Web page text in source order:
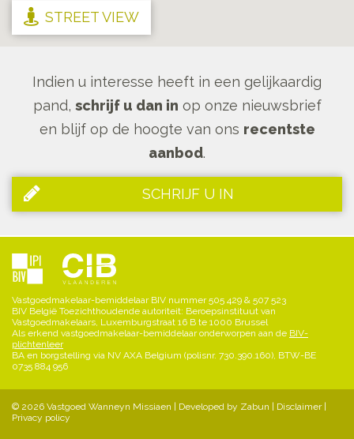
STREET VIEW
Indien u interesse heeft in een gelijkaardig
pand, schrijf u dan in op onze nieuwsbrief
en blijf op de hoogte van ons recentste
aanbod.
SCHRIJF U IN
Vastgoedmakelaar-bemiddelaar BIV nummer 505 429 & 507 523
BIV België Toezichthoudende autoriteit: Beroepsinstituut van
Vastgoedmakelaars, Luxemburgstraat 16 B te 1000 Brussel
Als erkend vastgoedmakelaar-bemiddelaar onderworpen aan de BIV-
plichtenleer
BA en borgstelling via NV AXA Belgium (polisnr. 730.390.160), BTW-BE
0735 884 956
© 2026 Vastgoed Wanneyn Missiaen | Developed by Zabun Disclaimer|
Privacy policy